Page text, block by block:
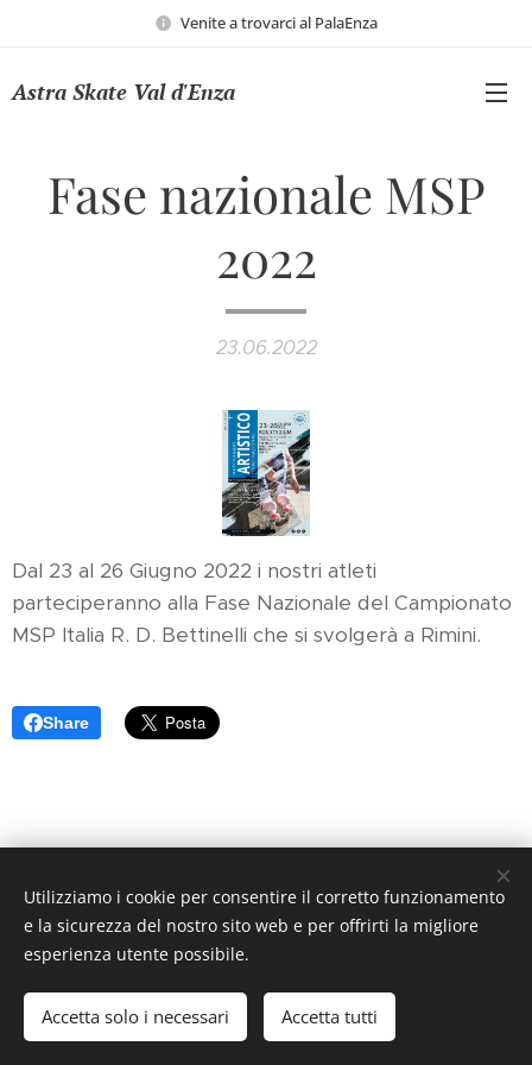
Venite a trovarci al PalaEnza
Astra Skate Val d'Enza
Fase nazionale MSP
2022
23.06.2022
Dal 23 al 26 Giugno 2022 i nostri atleti
parteciperanno alla Fase Nazionale del Campionato
MSP Italia R. D. Bettinelli che si svolgerà a Rimini.
Share
Astra Skate Val d'Enza
© Sonia Botti
Cookies
Utilizziamo i cookie per consentire il corretto funzionamento
e la sicurezza del nostro sito web e per offrirti la migliore
esperienza utente possibile.
Accetta solo i necessari Accetta tutti